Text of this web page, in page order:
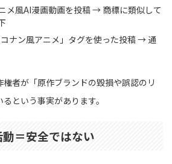
メ風AI漫画動画を投稿 → 商標に類似して
ナン風アニメ」タグを使った投稿 → 通
者が「原作ブランドの毀損や誤認のリ
という事実があります。
＝安全ではない